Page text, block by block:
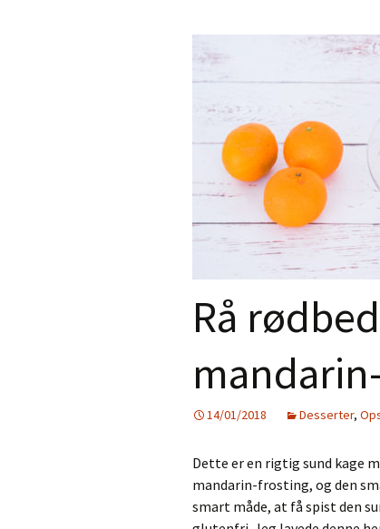
Rå
14/01/2018 Desserter,
Dette er en rigtig sund kage
mandarin-frosting, og den
smart måde, at få spist den